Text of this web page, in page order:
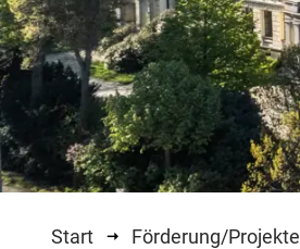
Start Förderung/Projekte